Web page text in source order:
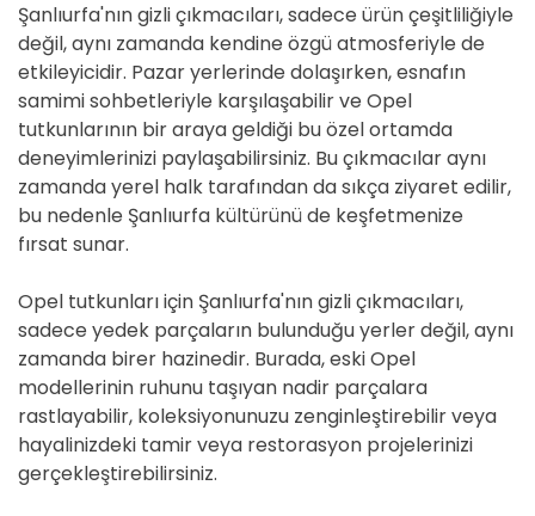
Şanlıurfa'nın gizli çıkmacıları, sadece ürün çeşitliliğiyle
değil, aynı zamanda kendine özgü atmosferiyle de
etkileyicidir. Pazar yerlerinde dolaşırken, esnafın
samimi sohbetleriyle karşılaşabilir ve Opel
tutkunlarının bir araya geldiği bu özel ortamda
deneyimlerinizi paylaşabilirsiniz. Bu çıkmacılar aynı
zamanda yerel halk tarafından da sıkça ziyaret edilir,
bu nedenle Şanlıurfa kültürünü de keşfetmenize
fırsat sunar.
Opel tutkunları için Şanlıurfa'nın gizli çıkmacıları,
sadece yedek parçaların bulunduğu yerler değil, aynı
zamanda birer hazinedir. Burada, eski Opel
modellerinin ruhunu taşıyan nadir parçalara
rastlayabilir, koleksiyonunuzu zenginleştirebilir veya
hayalinizdeki tamir veya restorasyon projelerinizi
gerçekleştirebilirsiniz.